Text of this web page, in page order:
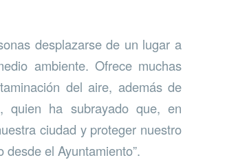
desplazarse de un lugar a
ambiente. Ofrece muchas
del aire, además de
quien ha subrayado que, en
ciudad y proteger nuestro
el Ayuntamiento”.